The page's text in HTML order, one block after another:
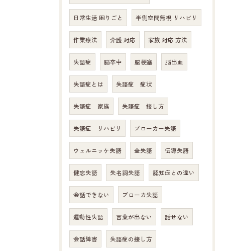
日常生活 困りごと 半側空間無視 リハビリ
作業療法 介護 対応 家族 対応 方法
失語症 脳卒中 脳梗塞 脳出血
失語症とは 失語症 症状
失語症 家族 失語症 接し方
失語症 リハビリ ブローカー失語
ウェルニッケ失語 全失語 伝導失語
健忘失語 失名詞失語 認知症との違い
会話できない ブローカ失語
運動性失語 言葉が出ない 話せない
会話障害 失語症の接し方